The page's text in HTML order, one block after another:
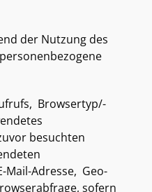
der Nutzung des
Browsertyp/-
besuchten
Mail-Adresse,  Geo-
sofern